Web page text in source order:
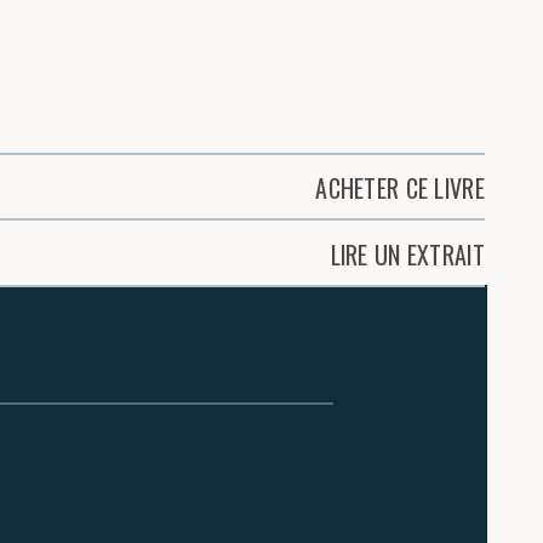
ACHETER CE LIVRE
LIRE UN EXTRAIT